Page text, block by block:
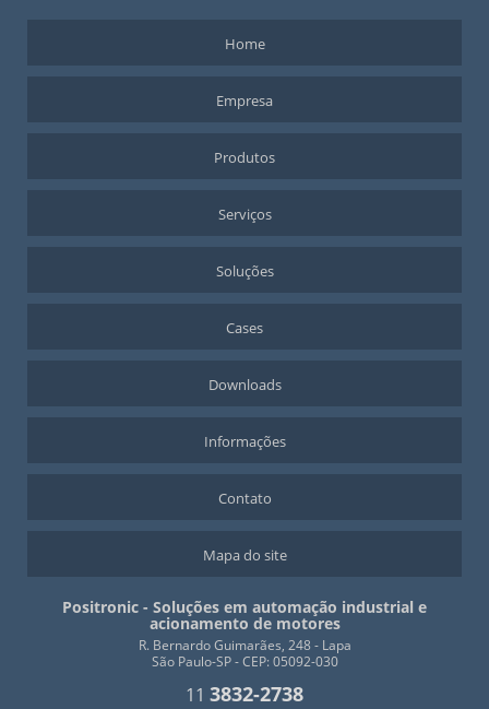
Home
Empresa
Produtos
Serviços
Soluções
Cases
Downloads
Informações
Contato
Mapa do site
Positronic - Soluções em automação industrial e
acionamento de motores
R. Bernardo Guimarães, 248 - Lapa
São Paulo-SP - CEP: 05092-030
11 3832-2738